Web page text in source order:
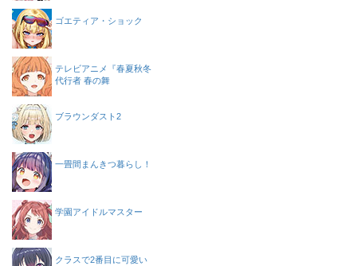
ゴエティア・ショック
テレビアニメ『春夏秋冬
代行者 春の舞
ブラウンダスト2
一畳間まんきつ暮らし！
学園アイドルマスター
クラスで2番目に可愛い